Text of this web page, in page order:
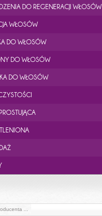
DO REGENERACJI WŁOSÓW
WŁOSÓW
DO WŁOSÓW
DO WŁOSÓW
DO WŁOSÓW
...